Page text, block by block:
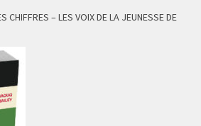
CHIFFRES – LES VOIX DE LA JEUNESSE DE